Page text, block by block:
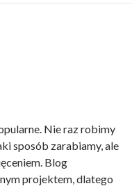
Nie raz robimy
sposób zarabiamy, ale
Blog
projektem, dlatego